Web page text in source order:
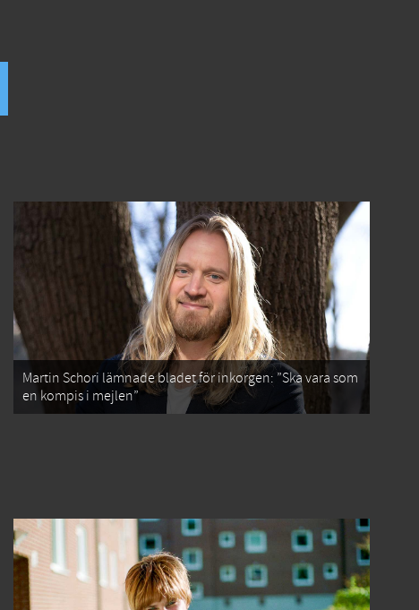
Martin Schori lämnade bladet för inkorgen: ”Ska vara som
en kompis i mejlen”